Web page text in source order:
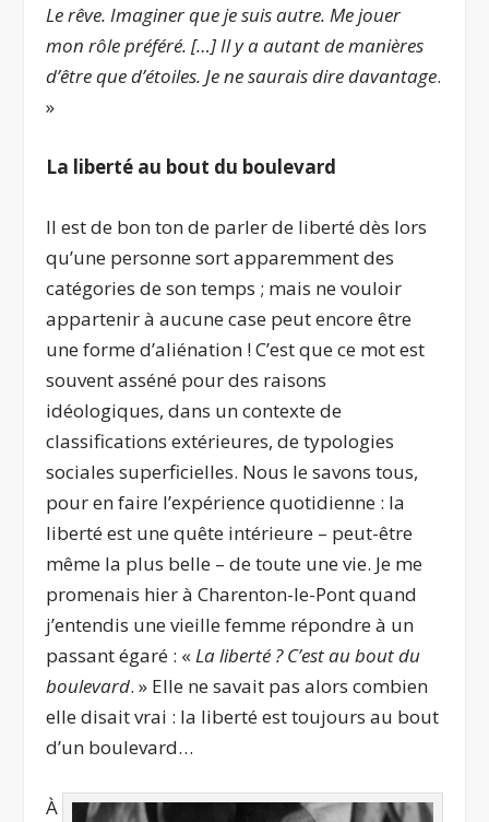
Le rêve. Imaginer que je suis autre. Me jouer
mon rôle préféré. […] Il y a autant de manières
d’être que d’étoiles. Je ne saurais dire davantage.
»
La liberté au bout du boulevard
Il est de bon ton de parler de liberté dès lors
qu’une personne sort apparemment des
catégories de son temps ; mais ne vouloir
appartenir à aucune case peut encore être
une forme d’aliénation ! C’est que ce mot est
souvent asséné pour des raisons
idéologiques, dans un contexte de
classifications extérieures, de typologies
sociales superficielles. Nous le savons tous,
pour en faire l’expérience quotidienne : la
liberté est une quête intérieure – peut-être
même la plus belle – de toute une vie. Je me
promenais hier à Charenton-le-Pont quand
j’entendis une vieille femme répondre à un
passant égaré : «La liberté ? C’est au bout du
boulevard. » Elle ne savait pas alors combien
elle disait vrai : la liberté est toujours au bout
d’un boulevard…
À